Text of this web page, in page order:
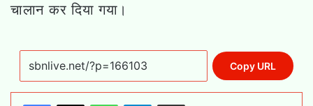
चालान कर दिया गया।
Copy URL
WhatsAppTelegramShare via Email